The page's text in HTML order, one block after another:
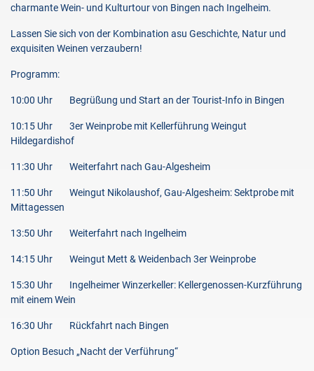
charmante Wein- und Kulturtour von Bingen nach Ingelheim.
Lassen Sie sich von der Kombination asu Geschichte, Natur und
exquisiten Weinen verzaubern!
Programm:
10:00 Uhr Begrüßung und Start an der Tourist-Info in Bingen
10:15 Uhr 3er Weinprobe mit Kellerführung Weingut
Hildegardishof
11:30 Uhr Weiterfahrt nach Gau-Algesheim
11:50 Uhr Weingut Nikolaushof, Gau-Algesheim: Sektprobe mit
Mittagessen
13:50 Uhr Weiterfahrt nach Ingelheim
14:15 Uhr Weingut Mett & Weidenbach 3er Weinprobe
15:30 Uhr Ingelheimer Winzerkeller: Kellergenossen-Kurzführung
mit einem Wein
16:30 Uhr Rückfahrt nach Bingen
Option Besuch „Nacht der Verführung“